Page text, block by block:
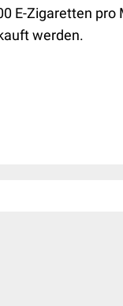
E-Zigaretten pro
werden.